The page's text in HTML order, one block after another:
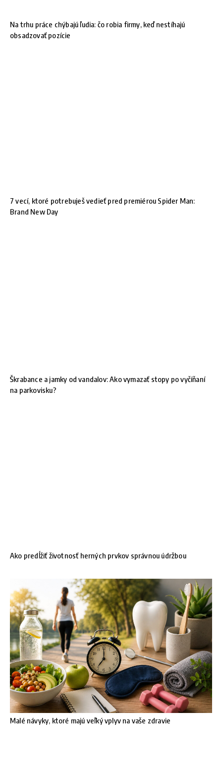
Na trhu práce chýbajú ľudia: čo robia firmy, keď nestíhajú
obsadzovať pozície
7 vecí, ktoré potrebuješ vedieť pred premiérou Spider Man:
Brand New Day
Škrabance a jamky od vandalov: Ako vymazať stopy po vyčíňaní
na parkovisku?
Ako predĺžiť životnosť herných prvkov správnou údržbou
Malé návyky, ktoré majú veľký vplyv na vaše zdravie